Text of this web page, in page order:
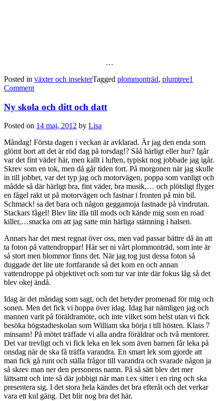
…
Posted in växter och insekterTagged plommonträd, plumtree1
Comment
Ny skola och ditt och datt
Posted on 14 maj, 2012 by Lisa
Måndag! Första dagen i veckan är avklarad. Är jag den enda som
glömt bort att det är röd dag på torsdag!? Såå härligt eller hur? Igår
var det fint väder här, men kallt i luften, typiskt nog jobbade jag igår.
Skrev som en tok, men då går tiden fort. På morgonen när jag skulle
in till jobbet, var det typ jag och motorvägen, poppa som vanligt och
mådde så där härligt bra, fint väder, bra musik,… och plötsligt flyger
en fågel rakt ut på motorvägen och fastnar i fronten på min bil.
Schmack! sa det bara och någon geggamoja fastnade på vindrutan.
Stackars fågel! Blev lite illa till mods och kände mig som en road
killer,…snacka om att jag satte min härliga stämning i halsen.
Annars har det mest regnat över oss, men vad passar bättre då än att
ta foton på vattendroppar! Här ser ni vårt plommonträd, som inte är
så stort men blommor finns det. När jag tog just dessa foton så
duggade det lite ute fortfarande så det kom en och annan
vattendroppe på objektivet och som tur var inte där fokus låg så det
blev okej ändå.
Idag är det måndag som sagt, och det betyder promenad för mig och
sonen. Men det fick vi hoppa över idag. Idag har nämligen jag och
mannen varit på föräldramöte, och inte vilket som helst utan vi fick
besöka högstadieskolan som William ska börja i till hösten. Klass 7
minsann! På mötet träffade vi alla andra föräldrar och två mentorer.
Det var trevligt och vi fick leka en lek som även barnen får leka på
onsdag när de ska få träffa varandra. En smart lek som gjorde att
man fick gå runt och ställa frågor till varandra och svarade någon ja
så skrev man ner den personens namn. På så sätt blev det mer
lättsamt och inte så där jobbigt när man t.ex sitter i en ring och ska
presentera sig. I det stora hela kändes det bra efteråt och det verkar
vara ett kul gäng. Det blir nog bra det här.